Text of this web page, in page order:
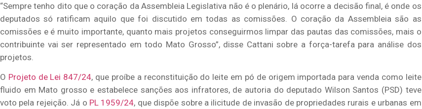
“Sempre tenho dito que o coração da Assembleia Legislativa não é o plenário, lá ocorre a decisão final, é onde os
deputados só ratificam aquilo que foi discutido em todas as comissões. O coração da Assembleia são as
comissões e é muito importante, quanto mais projetos conseguirmos limpar das pautas das comissões, mais o
contribuinte vai ser representado em todo Mato Grosso”, disse Cattani sobre a força-tarefa para análise dos
projetos.
O Projeto de Lei 847/24, que proíbe a reconstituição do leite em pó de origem importada para venda como leite
fluido em Mato grosso e estabelece sanções aos infratores, de autoria do deputado Wilson Santos (PSD) teve
voto pela rejeição. Já o PL 1959/24, que dispõe sobre a ilicitude de invasão de propriedades rurais e urbanas em